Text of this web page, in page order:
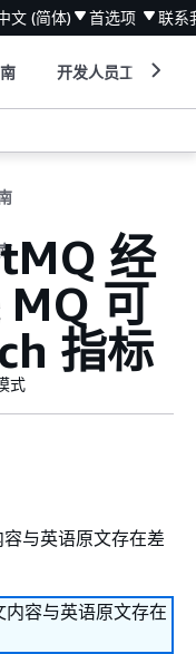
文 (简体) 首选项 联系
开发人员工具
经
MQ 可
指标
式
与英语原文存在差
容与英语原文存在